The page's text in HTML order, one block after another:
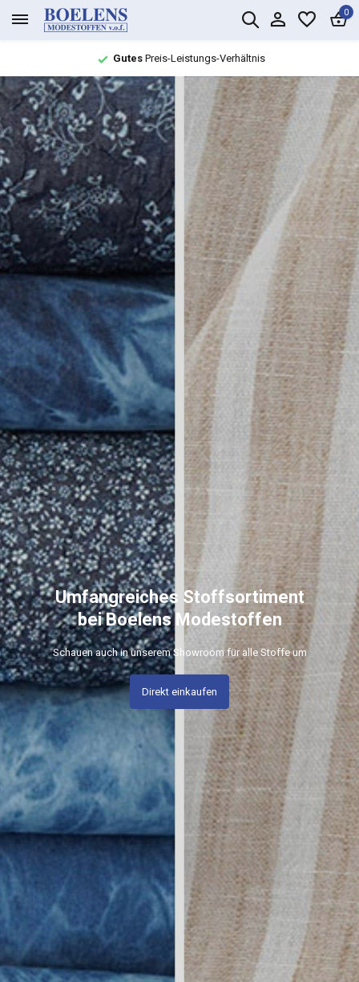
0
Großes Sortiment mit
Umfangreiches Stoffsortiment
bei Boelens Modestoffen
Schauen auch in unserem Showroom für alle Stoffe um
Direkt einkaufen